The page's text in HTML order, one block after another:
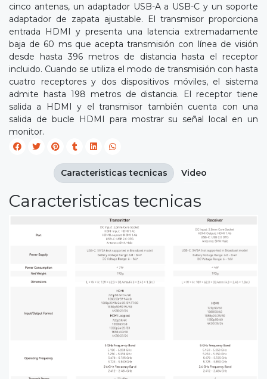
cinco antenas, un adaptador USB-A a USB-C y un soporte
adaptador de zapata ajustable. El transmisor proporciona
entrada HDMI y presenta una latencia extremadamente
baja de 60 ms que acepta transmisión con línea de visión
desde hasta 396 metros de distancia hasta el receptor
incluido. Cuando se utiliza el modo de transmisión con hasta
cuatro receptores y dos dispositivos móviles, el sistema
admite hasta 198 metros de distancia. El receptor tiene
salida a HDMI y el transmisor también cuenta con una
salida de bucle HDMI para mostrar su señal local en un
monitor.
Caracteristicas tecnicas
Caracteristicas tecnicas Video